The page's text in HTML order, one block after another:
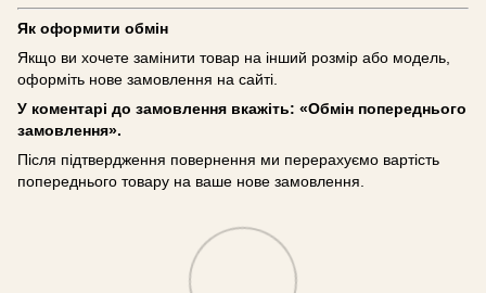
Як оформити обмін
Якщо ви хочете замінити товар на інший розмір або модель,
оформіть нове замовлення на сайті.
У коментарі до замовлення вкажіть: «Обмін попереднього
замовлення».
Після підтвердження повернення ми перерахуємо вартість
попереднього товару на ваше нове замовлення.